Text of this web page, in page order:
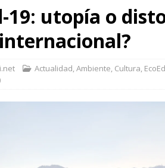
19: utopía o
Actualidad,Ambiente, Cultura,